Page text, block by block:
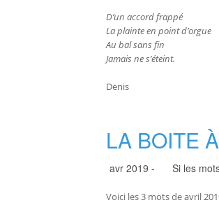
D’un accord frappé
La plainte en point d’orgue
Au bal sans fin
Jamais ne s’éteint.
Denis
LA BOITE
avr 2019 - Si les
Voici les 3 mots de avril